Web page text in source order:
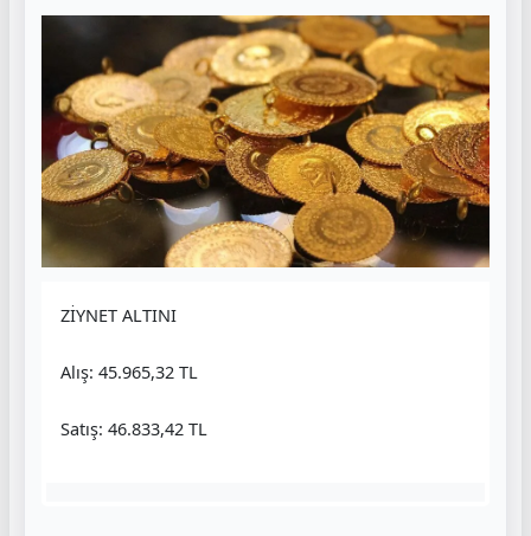
ZİYNET ALTINI
Alış: 45.965,32 TL
Satış: 46.833,42 TL